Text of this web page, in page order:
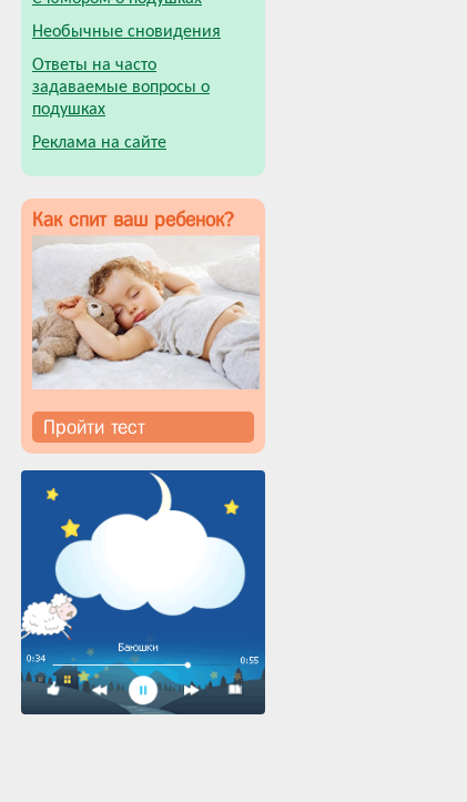
Необычные сновидения
Ответы на часто
задаваемые вопросы о
подушках
Реклама на сайте
Как спит ваш ребенок?
Пройти тест